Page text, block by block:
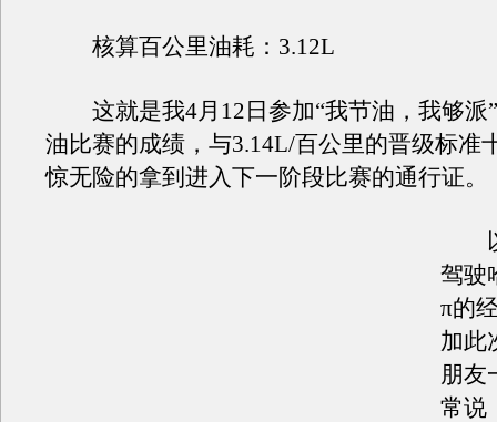
核算百公里油耗：3.12L
这就是我4月12日参加“我节油，我够派
油比赛的成绩，与3.14L/百公里的晋级标准
惊无险的拿到进入下一阶段比赛的通行证。
以
驾驶
π的
加此
朋友
常说